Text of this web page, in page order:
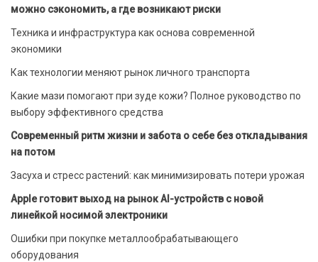
можно сэкономить, а где возникают риски
Техника и инфраструктура как основа современной
экономики
Как технологии меняют рынок личного транспорта
Какие мази помогают при зуде кожи? Полное руководство по
выбору эффективного средства
Современный ритм жизни и забота о себе без откладывания
на потом
Засуха и стресс растений: как минимизировать потери урожая
Apple готовит выход на рынок AI-устройств с новой
линейкой носимой электроники
Ошибки при покупке металлообрабатывающего
оборудования